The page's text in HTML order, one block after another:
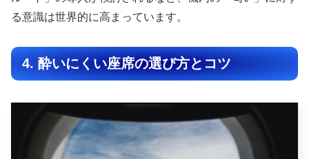
る意識は世界的に高まっています。
4. 酔いにくい座席の選び方とコツ